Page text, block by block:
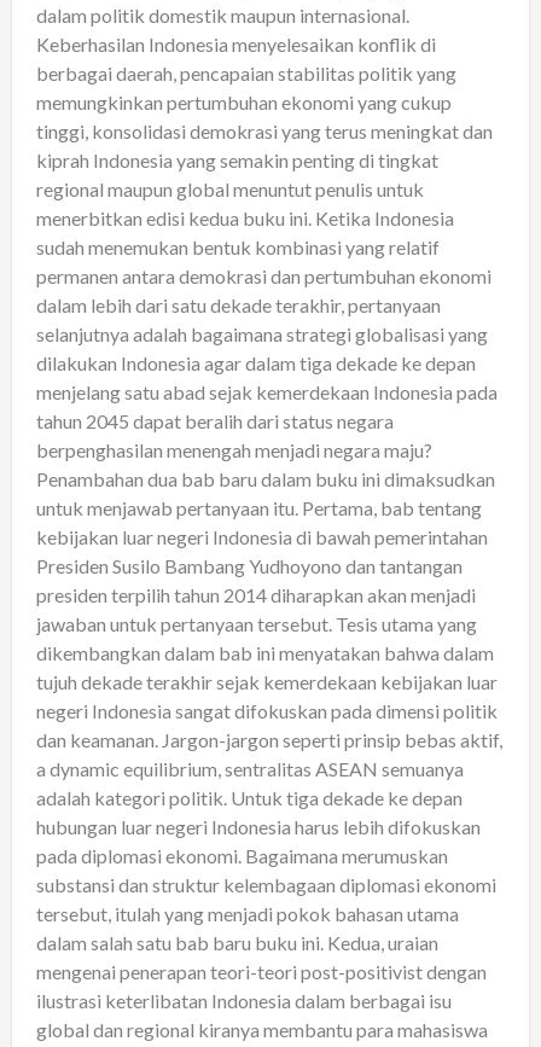
dalam politik domestik maupun internasional.
Keberhasilan Indonesia menyelesaikan konflik di
berbagai daerah, pencapaian stabilitas politik yang
memungkinkan pertumbuhan ekonomi yang cukup
tinggi, konsolidasi demokrasi yang terus meningkat dan
kiprah Indonesia yang semakin penting di tingkat
regional maupun global menuntut penulis untuk
menerbitkan edisi kedua buku ini. Ketika Indonesia
sudah menemukan bentuk kombinasi yang relatif
permanen antara demokrasi dan pertumbuhan ekonomi
dalam lebih dari satu dekade terakhir, pertanyaan
selanjutnya adalah bagaimana strategi globalisasi yang
dilakukan Indonesia agar dalam tiga dekade ke depan
menjelang satu abad sejak kemerdekaan Indonesia pada
tahun 2045 dapat beralih dari status negara
berpenghasilan menengah menjadi negara maju?
Penambahan dua bab baru dalam buku ini dimaksudkan
untuk menjawab pertanyaan itu. Pertama, bab tentang
kebijakan luar negeri Indonesia di bawah pemerintahan
Presiden Susilo Bambang Yudhoyono dan tantangan
presiden terpilih tahun 2014 diharapkan akan menjadi
jawaban untuk pertanyaan tersebut. Tesis utama yang
dikembangkan dalam bab ini menyatakan bahwa dalam
tujuh dekade terakhir sejak kemerdekaan kebijakan luar
negeri Indonesia sangat difokuskan pada dimensi politik
dan keamanan. Jargon-jargon seperti prinsip bebas aktif,
a dynamic equilibrium, sentralitas ASEAN semuanya
adalah kategori politik. Untuk tiga dekade ke depan
hubungan luar negeri Indonesia harus lebih difokuskan
pada diplomasi ekonomi. Bagaimana merumuskan
substansi dan struktur kelembagaan diplomasi ekonomi
tersebut, itulah yang menjadi pokok bahasan utama
dalam salah satu bab baru buku ini. Kedua, uraian
mengenai penerapan teori-teori post-positivist dengan
ilustrasi keterlibatan Indonesia dalam berbagai isu
global dan regional kiranya membantu para mahasiswa